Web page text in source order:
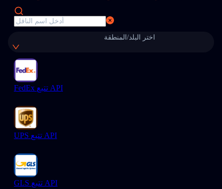
اختر البلد/المنطقة
FedEx تتبع API
UPS تتبع API
GLS تتبع API